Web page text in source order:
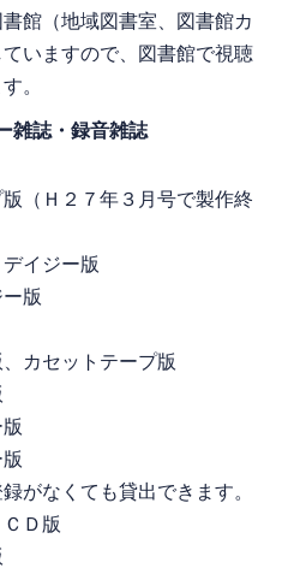
館（地域図書室、図書館カ
いますので、図書館で視聴
。
雑誌・録音雑誌
（Ｈ２７年３月号で製作終
イジー版
版
カセットテープ版
がなくても貸出できます。
ＣＤ版